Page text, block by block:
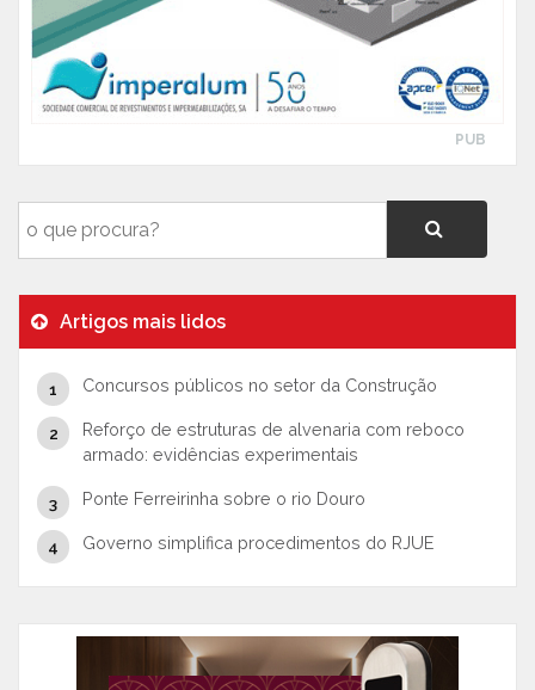
PUB
Artigos mais lidos
Concursos públicos no setor da Construção
Reforço de estruturas de alvenaria com reboco
armado: evidências experimentais
Ponte Ferreirinha sobre o rio Douro
Governo simplifica procedimentos do RJUE